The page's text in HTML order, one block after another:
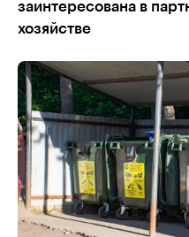
заинтересована в
хозяйстве